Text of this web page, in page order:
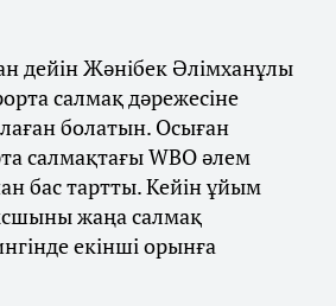
дейін Жәнібек Әлімханұлы
салмақ дәрежесіне
болатын. Осыған
салмақтағы WBO әлем
бас тартты. Кейін ұйым
жаңа салмақ
екінші орынға